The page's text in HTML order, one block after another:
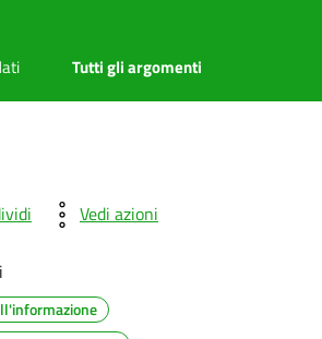
Tutti gli argomenti
Vedi azioni